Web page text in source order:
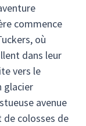
commence
où
dans leur
vers le
glacier
avenue
de colosses de